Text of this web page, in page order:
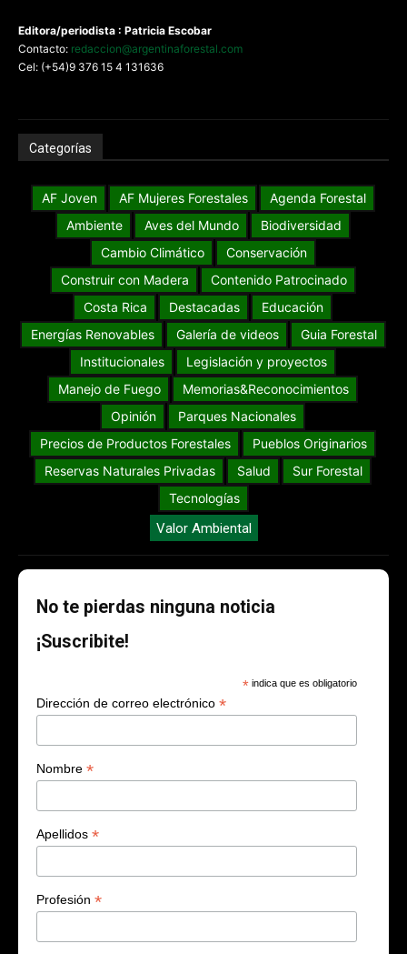
Editora/periodista : Patricia Escobar
Contacto: redaccion@argentinaforestal.com
Cel: (+54)9 376 15 4 131636
Categorías
AF Joven AF Mujeres Forestales
Agenda Forestal
Ambiente
Aves del Mundo
Biodiversidad
Cambio Climático
Conservación
Construir con Madera
Contenido Patrocinado
Costa Rica
Destacadas
Educación
Energías Renovables
Galería de videos
Guia Forestal
Institucionales
Legislación y proyectos
Manejo de Fuego
Memorias&Reconocimientos
Opinión
Parques Nacionales
Precios de Productos Forestales
Pueblos Originarios
Reservas Naturales Privadas
Salud
Sur Forestal
Tecnologías
Valor Ambiental
No te pierdas ninguna noticia
¡Suscribite!
* indica que es obligatorio
Dirección de correo electrónico *
Nombre *
Apellidos *
Profesión *